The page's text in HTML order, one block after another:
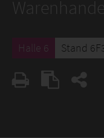
Halle 6 Stand